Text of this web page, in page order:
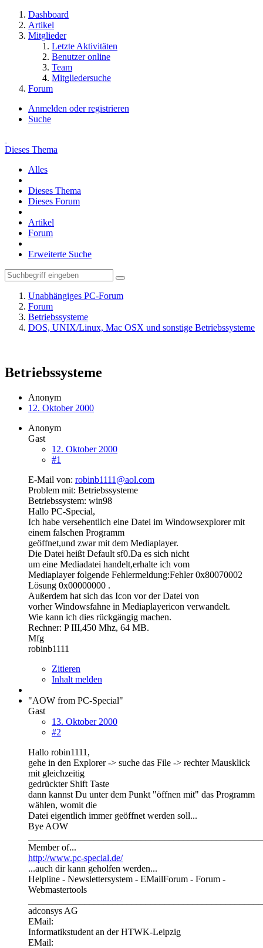
Dashboard
Artikel
Mitglieder
Letzte Aktivitäten
Benutzer online
Team
Mitgliedersuche
Forum
Anmelden oder registrieren
Suche
Dieses Thema
Alles
Dieses Thema
Dieses Forum
Artikel
Forum
Erweiterte Suche
Unabhängiges PC-Forum
Forum
Betriebssysteme
DOS, UNIX/Linux, Mac OSX und sonstige Betriebssysteme
Betriebssysteme
Anonym
12. Oktober 2000
Anonym
Gast
12. Oktober 2000
#1
E-Mail von: robinb1111@aol.com
Problem mit: Betriebssysteme
Betriebssystem: win98
Hallo PC-Special,
Ich habe versehentlich eine Datei im Windowsexplorer mit
einem falschen Programm
geöffnet,und zwar mit dem Mediaplayer.
Die Datei heißt Default sf0.Da es sich nicht
um eine Mediadatei handelt,erhalte ich vom
Mediaplayer folgende Fehlermeldung:Fehler 0x80070002
Lösung 0x00000000 .
Außerdem hat sich das Icon vor der Datei von
vorher Windowsfahne in Mediaplayericon verwandelt.
Wie kann ich dies rückgängig machen.
Rechner: P III,450 Mhz, 64 MB.
Mfg
robinb1111
Zitieren
Inhalt melden
"AOW from PC-Special"
Gast
13. Oktober 2000
#2
Hallo robin1111,
gehe in den Explorer -> suche das File -> rechter Mausklick
mit gleichzeitig
gedrückter Shift Taste
dann kannst Du unter dem Punkt "öffnen mit" das Programm
wählen, womit die
Datei eigentlich immer geöffnet werden soll...
Bye AOW
Member of...
http://www.pc-special.de/
...auch dir kann geholfen werden...
Helpline - Newslettersystem - EMailForum - Forum -
Webmastertools
adconsys AG
EMail:
Informatikstudent an der HTWK-Leipzig
EMail: